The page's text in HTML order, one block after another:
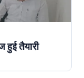
हुई तैयारी